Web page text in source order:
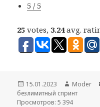
5 / 5
25 votes, 3.24avg.
Опубликовано
15.01.2023 Автор
Moder
безлимитный спринт
Просмотров: 5 394